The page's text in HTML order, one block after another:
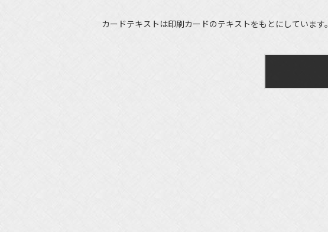
カードテキストは印刷カードのテキストをもとにしています。